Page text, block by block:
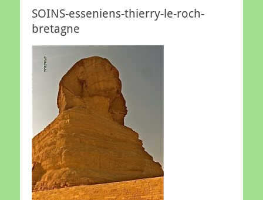
SOINS-esseniens-thierry-le-roch-
bretagne